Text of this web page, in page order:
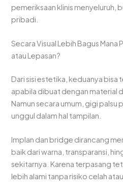
pemeriksaan klinis menyeluruh,
pribadi.
Secara Visual Lebih Bagus Mana
atau Lepasan?
Dari sisi estetika, keduanya bisa
apabila dibuat dengan material
Namun secara umum, gigi
unggul dalam hal tampilan.
Implan dan bridge dirancang
baik dari warna, transparansi,
sekitarnya. Karena terpasang
lebih alami tanpa risiko celah